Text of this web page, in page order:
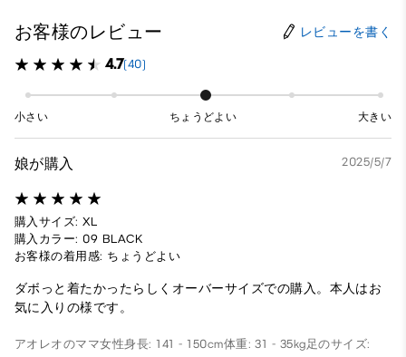
お客様のレビュー レビューを書く
4.7(40)
小さい ちょうどよい 大きい
娘が購入 2025/5/7
購入サイズ: XL
購入カラー: 09 BLACK
お客様の着用感: ちょうどよい
ダボっと着たかったらしくオーバーサイズでの購入。本人はお
気に入りの様です。
アオレオのママ女性身長: 141 - 150cm体重: 31 - 35kg足のサイズ: